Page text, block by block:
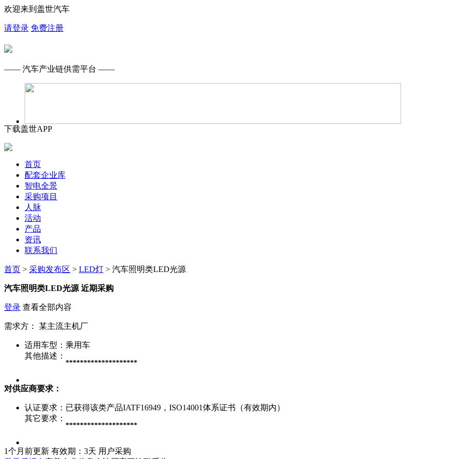
欢迎来到盖世汽车
请登录 免费注册
—— 汽车产业链供需平台 ——
下载盖世APP
首页
配套企业库
智电全景
采购项目
人脉
活动
产品
资讯
联系我们
首页 > 采购发布区 > LED灯 > 汽车照明类LED光源
汽车照明类LED光源 近期采购
登录 查看全部内容
需求方： 某主流主机厂
适用车型： 乘用车
其他描述：
********************
对供应商要求：
认证要求： 已获得该类产品IATF16949，ISO14001体系证书（有效期内）
其它要求：
********************
1个月前更新 有效期：3天 用户采购